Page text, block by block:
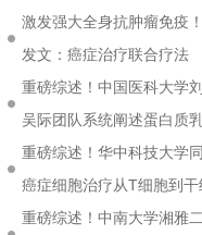
激发强大全身抗肿瘤免疫
发文：癌症治疗联合疗法
重磅综述！中国医科大学
吴际团队系统阐述蛋白质
重磅综述！华中科技大学
癌症细胞治疗从T细胞到
重磅综述！中南大学湘雅